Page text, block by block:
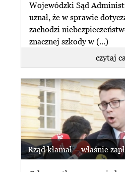
Wojewódzki Sąd
uznał, że w sprawie
zachodzi
znacznej szkody w (...)
czytaj
Rząd kłamał – właśnie